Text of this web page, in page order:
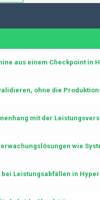
aus einem Checkpoint in
ohne die
mit der
wie
Leistungsabfällen in